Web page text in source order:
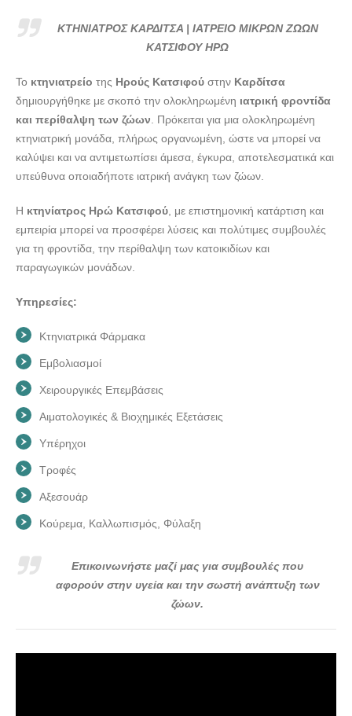
ΚΑΤΣΙΦΟΥ ΗΡΩ --- doctors4u.gr
ΚΤΗΝΙΑΤΡΟΣ ΚΑΡΔΙΤΣΑ | ΙΑΤΡΕΙΟ ΜΙΚΡΩΝ ΖΩΩΝ
ΚΑΤΣΙΦΟΥ ΗΡΩ
Το κτηνιατρείο της Ηρούς Κατσιφού στην Καρδίτσα
δημιουργήθηκε με σκοπό την ολοκληρωμένη ιατρική φροντίδα
και περίθαλψη των ζώων . Πρόκειται για μια ολοκληρωμένη
κτηνιατρική μονάδα, πλήρως οργανωμένη, ώστε να μπορεί να
καλύψει και να αντιμετωπίσει άμεσα, έγκυρα, αποτελεσματικά και
υπεύθυνα οποιαδήποτε ιατρική ανάγκη των ζώων.
Η κτηνίατρος Ηρώ Κατσιφού , με επιστημονική κατάρτιση και
εμπειρία μπορεί να προσφέρει λύσεις και πολύτιμες συμβουλές
για τη φροντίδα, την περίθαλψη των κατοικιδίων και
παραγωγικών μονάδων.
Υπηρεσίες:
Κτηνιατρικά Φάρμακα
Εμβολιασμοί
Χειρουργικές Επεμβάσεις
Αιματολογικές & Βιοχημικές Εξετάσεις
Υπέρηχοι
Τροφές
Αξεσουάρ
Κούρεμα, Καλλωπισμός, Φύλαξη
Επικοινωνήστε μαζί μας για συμβουλές που
αφορούν στην υγεία και την σωστή ανάπτυξη των
ζώων.